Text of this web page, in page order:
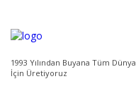
1993 Yılından Buyana Tüm Dünya
İçin Üretiyoruz